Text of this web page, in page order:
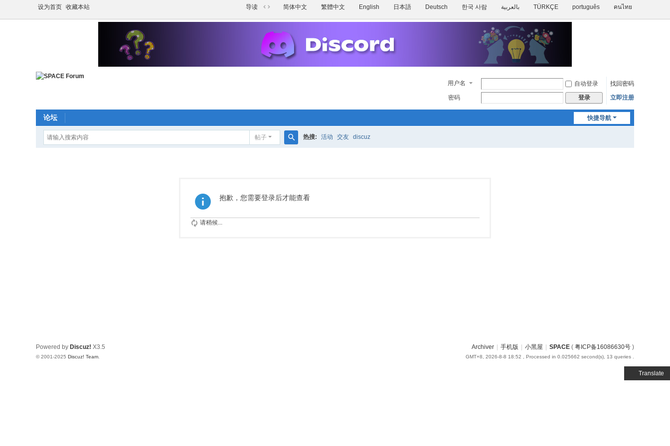
设为首页 收藏本站
Translate
简体中文 繁體中文 English 日本語 Deutsch 한국 사람 بالعربية TÜRKÇE português คนไทย
导读
换
到
宽
版
用户名 自动登录
找回密码
密码
登录 立即注册
快捷导航
论坛
帖子 热搜: 活动 交友 discuz
抱歉，您需要登录后才能查看
请稍候...
Archiver 手机版 小黑屋 SPACE ( 粤ICP备16086630号 )
GMT+8, 2026-8-8 18:52 , Processed in 0.025662 second(s), 13 queries .
Powered by Discuz! X3.5
© 2001-2025 Discuz! Team